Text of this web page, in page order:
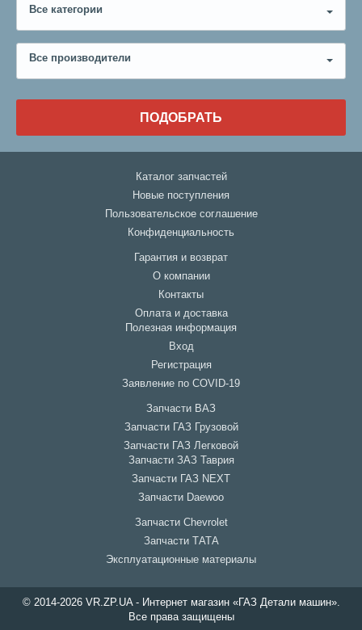
Все категории
Все производители
ПОДОБРАТЬ
Каталог запчастей
Новые поступления
Пользовательское соглашение
Конфиденциальность
Гарантия и возврат
О компании
Контакты
Оплата и доставка
Полезная информация
Вход
Регистрация
Заявление по COVID-19
Запчасти ВАЗ
Запчасти ГАЗ Грузовой
Запчасти ГАЗ Легковой
Запчасти ЗАЗ Таврия
Запчасти ГАЗ NEXT
Запчасти Daewoo
Запчасти Chevrolet
Запчасти ТАТА
Эксплуатационные материалы
© 2014-2026 VR.ZP.UA - Интернет магазин «ГАЗ Детали машин».
Все права защищены